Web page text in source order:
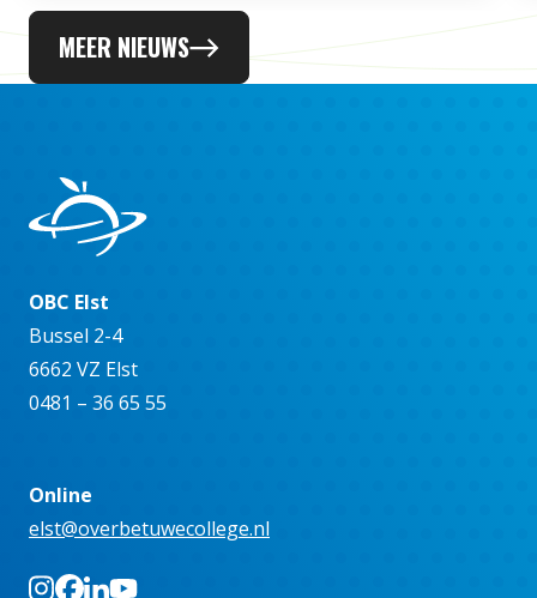
MEER NIEUWS
OBC Elst
Bussel 2-4
6662 VZ Elst
0481 – 36 65 55
Online
elst@overbetuwecollege.nl